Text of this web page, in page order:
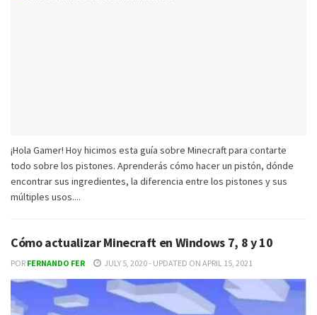
¡Hola Gamer! Hoy hicimos esta guía sobre Minecraft para contarte
todo sobre los pistones. Aprenderás cómo hacer un pistón, dónde
encontrar sus ingredientes, la diferencia entre los pistones y sus
múltiples usos....
Cómo actualizar Minecraft en Windows 7, 8 y 10
POR FERNANDO FER JULY 5, 2020 - UPDATED ON APRIL 15, 2021